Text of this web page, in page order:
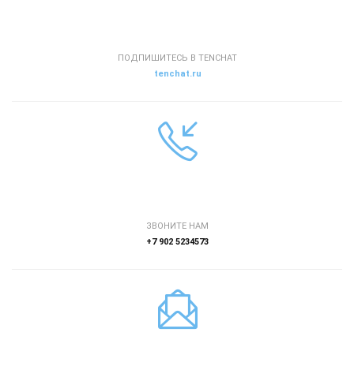
ПОДПИШИТЕСЬ В TENCHAT
tenchat.ru
ЗВОНИТЕ НАМ
+7 902 5234573